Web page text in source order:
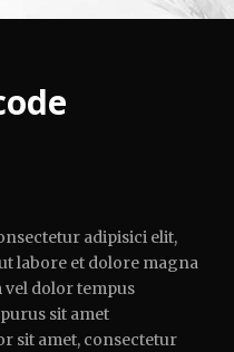
adipisici elit,
labore et dolore magna
vel dolor tempus
sit amet
sit amet, consectetur